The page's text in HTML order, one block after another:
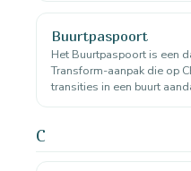
Buurtpaspoort
Het Buurtpaspoort is een
Transform-aanpak die op
transities in een buurt
C